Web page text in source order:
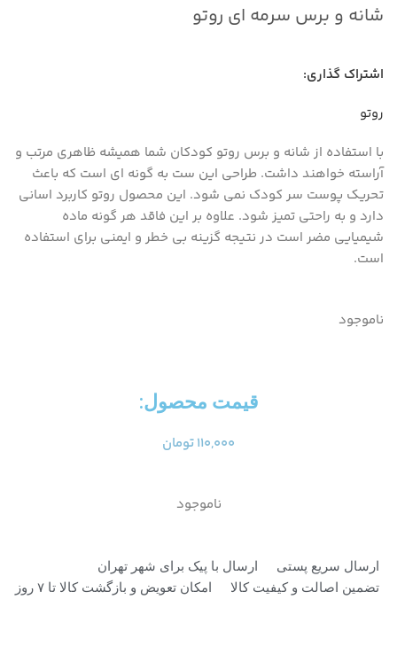
شانه و برس سرمه ای روتو
اشتراک گذاری:
روتو
با استفاده از شانه و برس روتو کودکان شما همیشه ظاهری مرتب و
آراسته خواهند داشت. طراحی این ست به گونه ای است که باعث
تحریک پوست سر کودک نمی شود. این محصول روتو کاربرد اسانی
دارد و به راحتی تمیز شود. علاوه بر این فاقد هر گونه ماده
شیمیایی مضر است در نتیجه گزینه بی خطر و ایمنی برای استفاده
است.
ناموجود
قیمت محصول:​
۱۱۰,۰۰۰تومان
ناموجود
ارسال سریع پستی
ارسال با پیک برای شهر تهران
تضمین اصالت و کیفیت کالا
امکان تعویض و بازگشت کالا تا ۷ روز